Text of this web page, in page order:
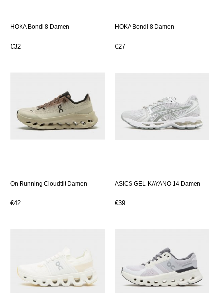
HOKA Bondi 8 Damen
€32
HOKA Bondi 8 Damen
€27
On Running Cloudtilt Damen
€42
ASICS GEL-KAYANO 14 Damen
€39